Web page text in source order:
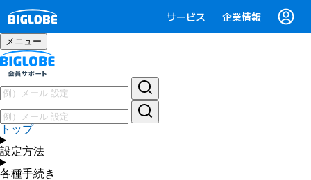
サービス 企業情報
メニュー
トップ
設定方法
各種手続き